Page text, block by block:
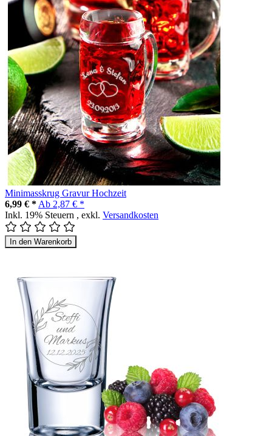
Minimasskrug Gravur Hochzeit
6,99 € * Ab 2,87 € *
Inkl. 19% Steuern , exkl. Versandkosten
In den Warenkorb